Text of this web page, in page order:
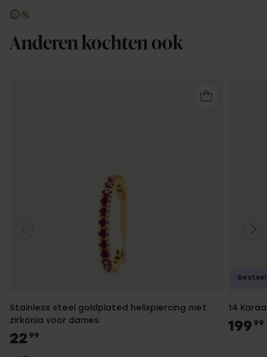
Anderen kochten ook
Stainless steel goldplated helixpiercing met
zirkonia voor dames
22 99
14
199 99